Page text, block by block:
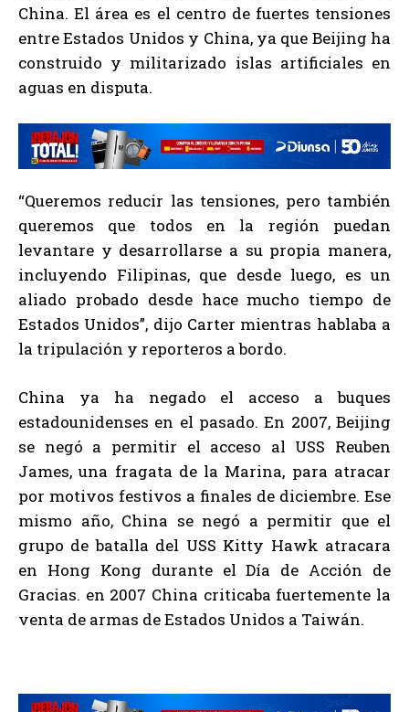
China. El área es el centro de fuertes tensiones
entre Estados Unidos y China, ya que Beijing ha
construido y militarizado islas artificiales en
aguas en disputa.
“Queremos reducir las tensiones, pero también
queremos que todos en la región puedan
levantare y desarrollarse a su propia manera,
incluyendo Filipinas, que desde luego, es un
aliado probado desde hace mucho tiempo de
Estados Unidos”, dijo Carter mientras hablaba a
la tripulación y reporteros a bordo.
China ya ha negado el acceso a buques
estadounidenses en el pasado. En 2007, Beijing
se negó a permitir el acceso al USS Reuben
James, una fragata de la Marina, para atracar
por motivos festivos a finales de diciembre. Ese
mismo año, China se negó a permitir que el
grupo de batalla del USS Kitty Hawk atracara
en Hong Kong durante el Día de Acción de
Gracias. en 2007 China criticaba fuertemente la
venta de armas de Estados Unidos a Taiwán.